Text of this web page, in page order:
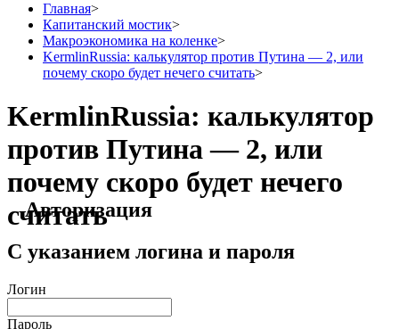
Главная>
Капитанский мостик>
Макроэкономика на коленке>
KermlinRussia: калькулятор против Путина — 2, или
почему cкоро будет нечего считать>
KermlinRussia: калькулятор
против Путина — 2, или
почему cкоро будет нечего
считать
Авторизация
С указанием логина и пароля
Логин
Пароль